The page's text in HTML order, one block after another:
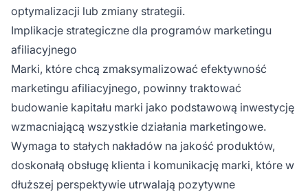
optymalizacji lub zmiany strategii.
Implikacje strategiczne dla programów marketingu
afiliacyjnego
Marki, które chcą zmaksymalizować efektywność
marketingu afiliacyjnego, powinny traktować
budowanie kapitału marki jako podstawową inwestycję
wzmacniającą wszystkie działania marketingowe.
Wymaga to stałych nakładów na jakość produktów,
doskonałą obsługę klienta i komunikację marki, które w
dłuższej perspektywie utrwalają pozytywne